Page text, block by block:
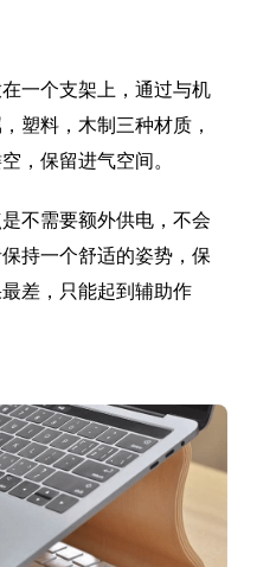
一个支架上，通过与机
塑料，木制三种材质，
，保留进气空间。
不需要额外供电，不会
持一个舒适的姿势，保
差，只能起到辅助作